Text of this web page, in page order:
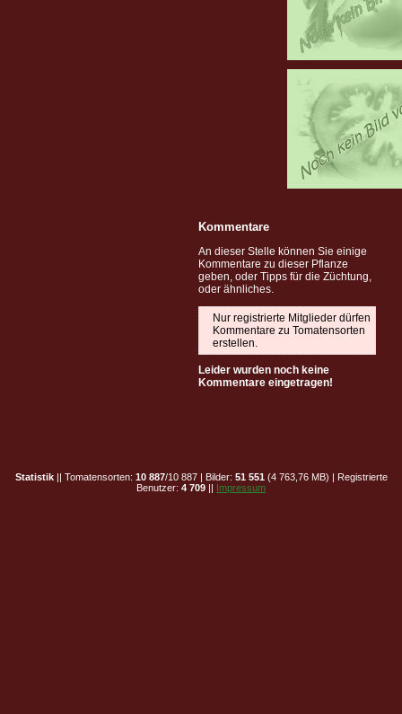
Kommentare
An dieser Stelle können Sie einige
Kommentare zu dieser Pflanze
geben, oder Tipps für die Züchtung,
oder ähnliches.
Nur registrierte Mitglieder dürfen
Kommentare zu Tomatensorten
erstellen.
Leider wurden noch keine
Kommentare eingetragen!
Statistik|| Tomatensorten: 10 887/10 887 | Bilder: 51 551 (4 763,76 MB) | Registrierte
Benutzer: 4 709 || Impressum